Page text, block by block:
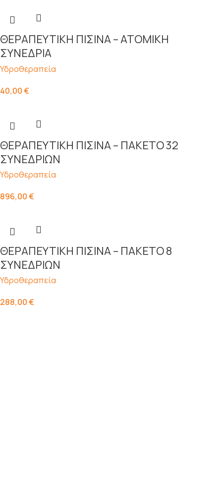
ΘΕΡΑΠΕΥΤΙΚΗ ΠΙΣΙΝΑ – ΑΤΟΜΙΚΗ
ΣΥΝΕΔΡΙΑ
Υδροθεραπεία
40,00€
ΘΕΡΑΠΕΥΤΙΚΗ ΠΙΣΙΝΑ – ΠΑΚΕΤΟ 32
ΣΥΝΕΔΡΙΩΝ
Υδροθεραπεία
896,00€
ΘΕΡΑΠΕΥΤΙΚΗ ΠΙΣΙΝΑ – ΠΑΚΕΤΟ 8
ΣΥΝΕΔΡΙΩΝ
Υδροθεραπεία
288,00€